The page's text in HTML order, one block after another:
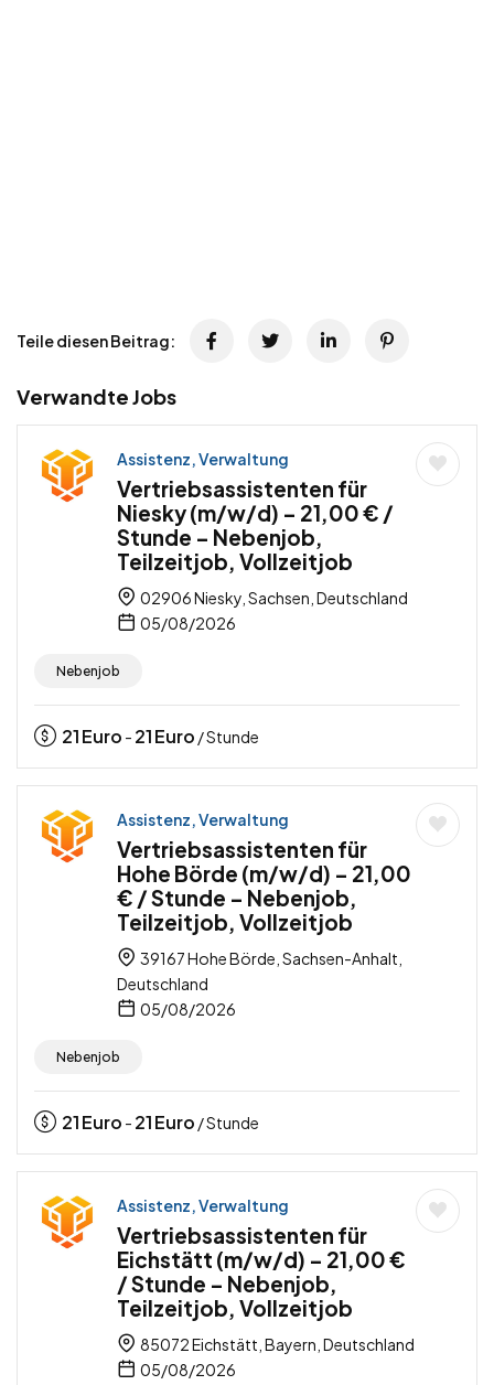
Teile diesen Beitrag:
Verwandte Jobs
Assistenz, Verwaltung
Vertriebsassistenten für
Niesky (m/w/d) – 21,00 € /
Stunde – Nebenjob,
Teilzeitjob, Vollzeitjob
02906 Niesky, Sachsen, Deutschland
05/08/2026
Nebenjob
21Euro - 21Euro / Stunde
Assistenz, Verwaltung
Vertriebsassistenten für
Hohe Börde (m/w/d) – 21,00
€ / Stunde – Nebenjob,
Teilzeitjob, Vollzeitjob
39167 Hohe Börde, Sachsen-Anhalt,
Deutschland
05/08/2026
Nebenjob
21Euro - 21Euro / Stunde
Assistenz, Verwaltung
Vertriebsassistenten für
Eichstätt (m/w/d) – 21,00 €
/ Stunde – Nebenjob,
Teilzeitjob, Vollzeitjob
85072 Eichstätt, Bayern, Deutschland
05/08/2026